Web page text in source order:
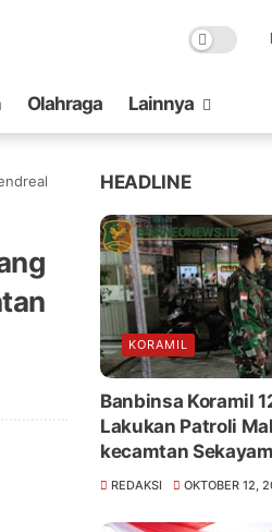
Olahraga Lainnya
HEADLINE
KORAMIL
Banbinsa Koramil
Lakukan Patroli
kecamtan Sekayam
REDAKSI OKTOBER 12,